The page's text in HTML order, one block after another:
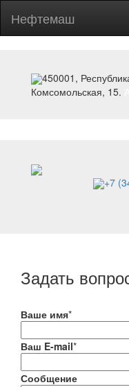
Нефтемаш
450001,
Комсомольская, 15.
+7
Задать
Ваше имя*
Ваш E-mail*
Сообщение